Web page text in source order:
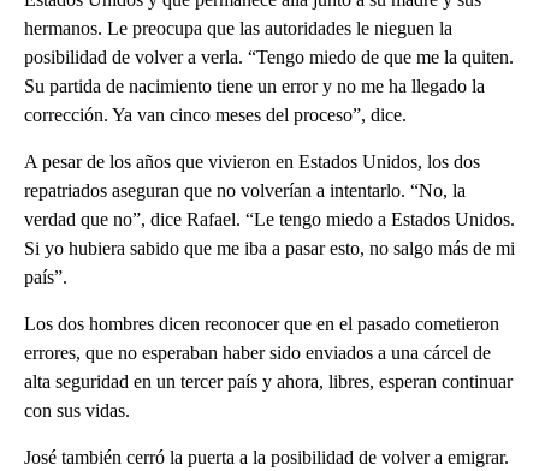
hermanos. Le preocupa que las autoridades le nieguen la
posibilidad de volver a verla. “Tengo miedo de que me la quiten.
Su partida de nacimiento tiene un error y no me ha llegado la
corrección. Ya van cinco meses del proceso”, dice.
A pesar de los años que vivieron en Estados Unidos, los dos
repatriados aseguran que no volverían a intentarlo. “No, la
verdad que no”, dice Rafael. “Le tengo miedo a Estados Unidos.
Si yo hubiera sabido que me iba a pasar esto, no salgo más de mi
país”.
Los dos hombres dicen reconocer que en el pasado cometieron
errores, que no esperaban haber sido enviados a una cárcel de
alta seguridad en un tercer país y ahora, libres, esperan continuar
con sus vidas.
José también cerró la puerta a la posibilidad de volver a emigrar.